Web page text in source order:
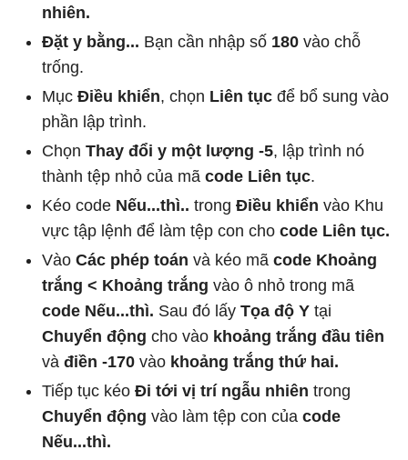
nhiên.
Đặt y bằng... Bạn cần nhập số 180 vào chỗ
trống.
Mục Điều khiển, chọn Liên tục để bổ sung vào
phần lập trình.
Chọn Thay đổi y một lượng -5, lập trình nó
thành tệp nhỏ của mã code Liên tục.
Kéo code Nếu...thì.. trong Điều khiển vào Khu
vực tập lệnh để làm tệp con cho code Liên tục.
Vào Các phép toán và kéo mã code Khoảng
trắng < Khoảng trắng vào ô nhỏ trong mã
code Nếu...thì. Sau đó lấy Tọa độ Y tại
Chuyển động cho vào khoảng trắng đầu tiên
và điền -170 vào khoảng trắng thứ hai.
Tiếp tục kéo Đi tới vị trí ngẫu nhiên trong
Chuyển động vào làm tệp con của code
Nếu...thì.